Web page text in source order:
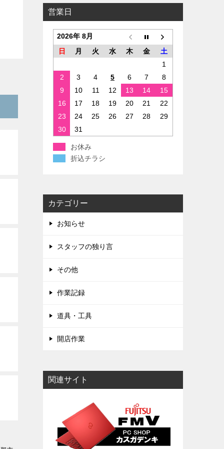
営業日
2026年 8月
日
月 火 水 木 金
土
1
2
3 4 5 6 7
8
9
10 11 12 13 14
15
16
17 18 19 20 21
22
23
24 25 26 27 28
29
30
31
お休み
折込チラシ
カテゴリー
お知らせ
スタッフの独り言
その他
作業記録
道具・工具
開店作業
関連サイト